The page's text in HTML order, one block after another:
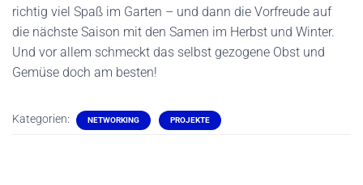
richtig viel Spaß im Garten – und dann die Vorfreude auf
die nächste Saison mit den Samen im Herbst und Winter.
Und vor allem schmeckt das selbst gezogene Obst und
Gemüse doch am besten!
Kategorien: NETWORKING PROJEKTE